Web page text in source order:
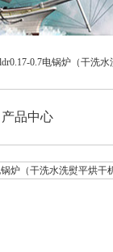
0.7电锅炉（干洗
产品中心